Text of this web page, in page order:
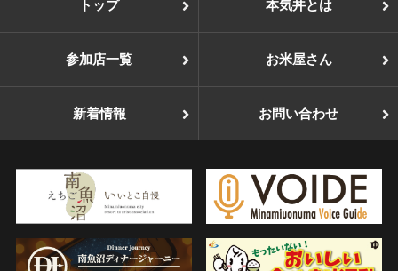
トップ 本気丼とは
参加店一覧 お米屋さん
新着情報 お問い合わせ